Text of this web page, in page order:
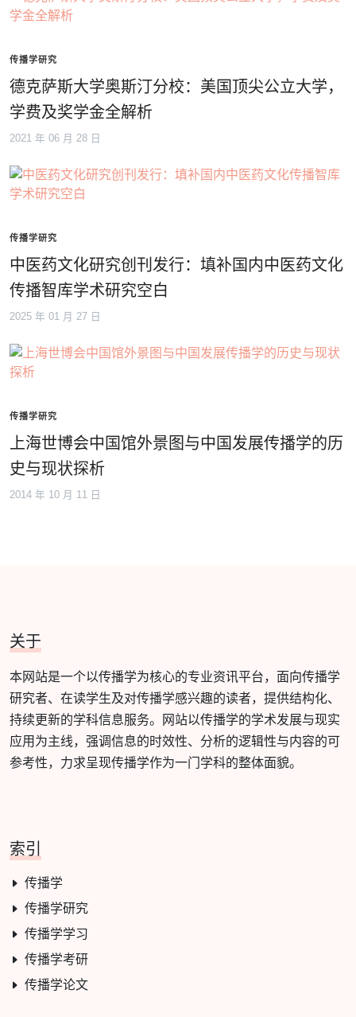
传播学研究
德克萨斯大学奥斯汀分校：美国顶尖公立大学，
学费及奖学金全解析
2021 年 06 月 28 日
传播学研究
中医药文化研究创刊发行：填补国内中医药文化
传播智库学术研究空白
2025 年 01 月 27 日
传播学研究
上海世博会中国馆外景图与中国发展传播学的历
史与现状探析
2014 年 10 月 11 日
关于
本网站是一个以传播学为核心的专业资讯平台，面向传播学
研究者、在读学生及对传播学感兴趣的读者，提供结构化、
持续更新的学科信息服务。网站以传播学的学术发展与现实
应用为主线，强调信息的时效性、分析的逻辑性与内容的可
参考性，力求呈现传播学作为一门学科的整体面貌。
索引
传播学
传播学研究
传播学学习
传播学考研
传播学论文